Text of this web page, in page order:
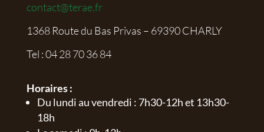
contact@terae.fr
1368 Route du Bas Privas – 69390 CHARLY
Tel :04 28 70 36 84
Horaires :
Du lundi au vendredi : 7h30-12h et 13h30-
18h